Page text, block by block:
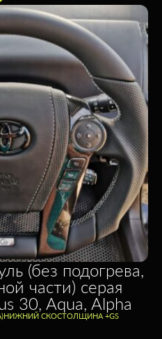
(без подогрева,
части) серая
30, Aqua, Alpha
НИЖНИЙ СКОСТОЛЩИНА +GS